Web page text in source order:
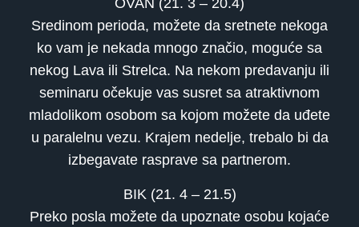
OVAN (21. 3 – 20.4)
Sredinom perioda, možete da sretnete nekoga
ko vam je nekada mnogo značio, moguće sa
nekog Lava ili Strelca. Na nekom predavanju ili
seminaru očekuje vas susret sa atraktivnom
mladolikom osobom sa kojom možete da uđete
u paralelnu vezu. Krajem nedelje, trebalo bi da
izbegavate rasprave sa partnerom.
BIK (21. 4 – 21.5)
Preko posla možete da upoznate osobu kojaće